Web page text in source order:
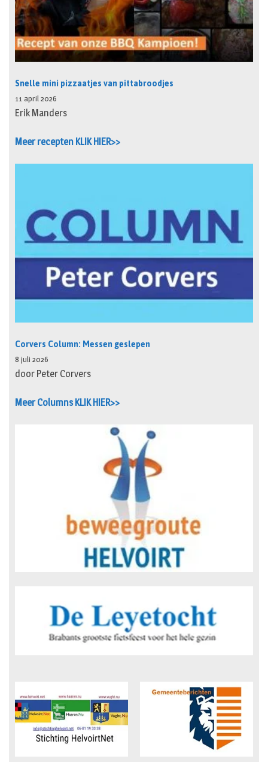
Snelle mini pizzaatjes van pittabroodjes
11 april 2026
Erik Manders
Meer recepten KLIK HIER>>
Corvers Column: Messen geslepen
8 juli 2026
door Peter Corvers
Meer Columns KLIK HIER>>